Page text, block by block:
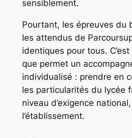
sensiblement.
Pourtant, les épreuves du
les attendus de
identiques pour tous.
que permet un
individualisé : prendre en
les particularités du lycée
niveau d’exigence
l’établissement.